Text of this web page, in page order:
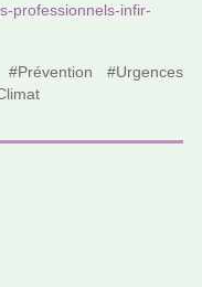
pro­fes­sion­nels-infir­
#Ur­gen­ces